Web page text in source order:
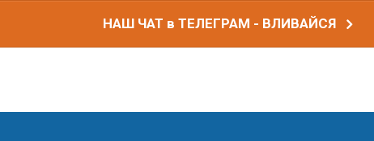
НАШ ЧАТ в ТЕЛЕГРАМ - ВЛИВАЙСЯ